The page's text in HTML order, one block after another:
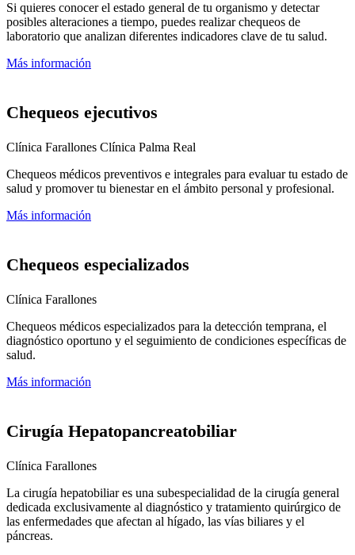
Si quieres conocer el estado general de tu organismo y detectar
posibles alteraciones a tiempo, puedes realizar chequeos de
laboratorio que analizan diferentes indicadores clave de tu salud.
Más información
Chequeos ejecutivos
Clínica Farallones Clínica Palma Real
Chequeos médicos preventivos e integrales para evaluar tu estado de
salud y promover tu bienestar en el ámbito personal y profesional.
Más información
Chequeos especializados
Clínica Farallones
Chequeos médicos especializados para la detección temprana, el
diagnóstico oportuno y el seguimiento de condiciones específicas de
salud.
Más información
Cirugía Hepatopancreatobiliar
Clínica Farallones
La cirugía hepatobiliar es una subespecialidad de la cirugía general
dedicada exclusivamente al diagnóstico y tratamiento quirúrgico de
las enfermedades que afectan al hígado, las vías biliares y el
páncreas.